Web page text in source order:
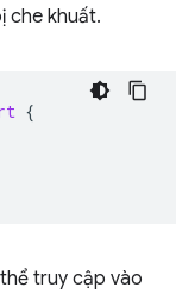
che khuất.
{
truy cập vào